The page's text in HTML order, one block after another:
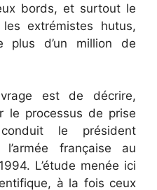
bords, et surtout le
extrémistes hutus,
d’un million de
est de décrire,
le processus de prise
le président
française au
L’étude menée ici
à la fois ceux